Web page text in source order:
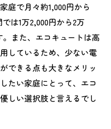
庭で月々約1,000円から
は1万2,000円から2万
また、エコキュートは高
しているため、少ない電
できる点も大きなメリッ
たい家庭にとって、エコ
しい選択肢と言えるでし